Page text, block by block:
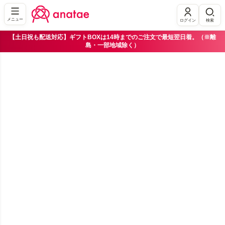
メニュー ログイン 検索
【土日祝も配送対応】ギフトBOXは14時までのご注文で最短翌日着。（※離
島・一部地域除く）